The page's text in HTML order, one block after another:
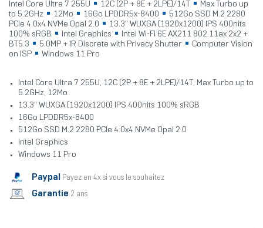
Intel Core Ultra 7 255U 12C (2P + 8E + 2LPE)/14T
Max Turbo up
to 5.2GHz
12Mo 16Go LPDDR5x-8400
512Go SSD M.2 2280
PCIe 4.0x4 NVMe Opal 2.0
13.3" WUXGA (1920x1200) IPS 400nits
100% sRGB
Intel Graphics
Intel Wi-Fi 6E AX211 802.11ax 2x2 +
BT5.3
5.0MP + IR Discrete with Privacy Shutter
Computer Vision
on ISP
Windows 11 Pro
Intel Core Ultra 7 255U, 12C (2P + 8E + 2LPE)/14T, Max Turbo up to
5.2GHz, 12Mo
13.3" WUXGA (1920x1200) IPS 400nits 100% sRGB
16Go LPDDR5x-8400
512Go SSD M.2 2280 PCIe 4.0x4 NVMe Opal 2.0
Intel Graphics
Windows 11 Pro
Paypal Payez en 4x si vous le souhaitez
Garantie 2 ans